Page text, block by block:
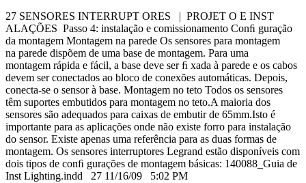
27 SENSORES INTERRUPT ORES | PROJET O E INST
ALAÇÕES Passo 4: instalação e comissionamento Conﬁ guração
da montagem Montagem na parede Os sensores para montagem
na parede dispõem de uma base de montagem. Para uma
montagem rápida e fácil, a base deve ser ﬁ xada à parede e os cabos
devem ser conectados ao bloco de conexões automáticas. Depois,
conecta-se o sensor à base. Montagem no teto Todos os sensores
têm suportes embutidos para montagem no teto.A maioria dos
sensores são adequados para caixas de embutir de 65mm.Isto é
importante para as aplicações onde não existe forro para instalação
do sensor. Existe apenas uma referência para as duas formas de
montagem. Os sensores interruptores Legrand estão disponíveis com
dois tipos de conﬁ gurações de montagem básicas: 140088_Guia de
Inst Lighting.indd 27 11/16/09 5:02 PM